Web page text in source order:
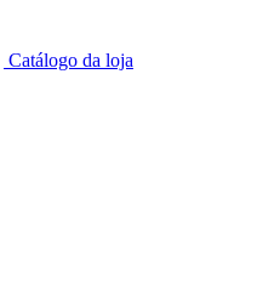
Catálogo da loja